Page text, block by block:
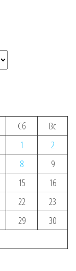
Сб
Вс
1
2
8
9
15
16
22
23
29
30